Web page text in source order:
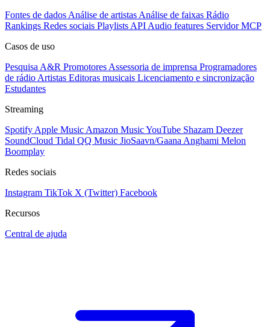
Fontes de dados Análise de artistas Análise de faixas Rádio
Rankings Redes sociais Playlists API Audio features Servidor MCP
Casos de uso
Pesquisa A&R Promotores Assessoria de imprensa Programadores
de rádio Artistas Editoras musicais Licenciamento e sincronização
Estudantes
Streaming
Spotify Apple Music Amazon MusicYouTube Shazam Deezer
SoundCloud Tidal QQ Music JioSaavn/Gaana Anghami Melon
Boomplay
Redes sociais
Instagram TikTok X (Twitter) Facebook
Recursos
Central de ajuda